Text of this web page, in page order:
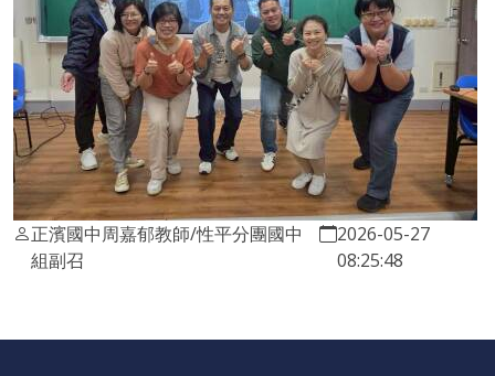
正濱國中周嘉郁教師/性平分團國中
組副召
2026-05-27
08:25:48